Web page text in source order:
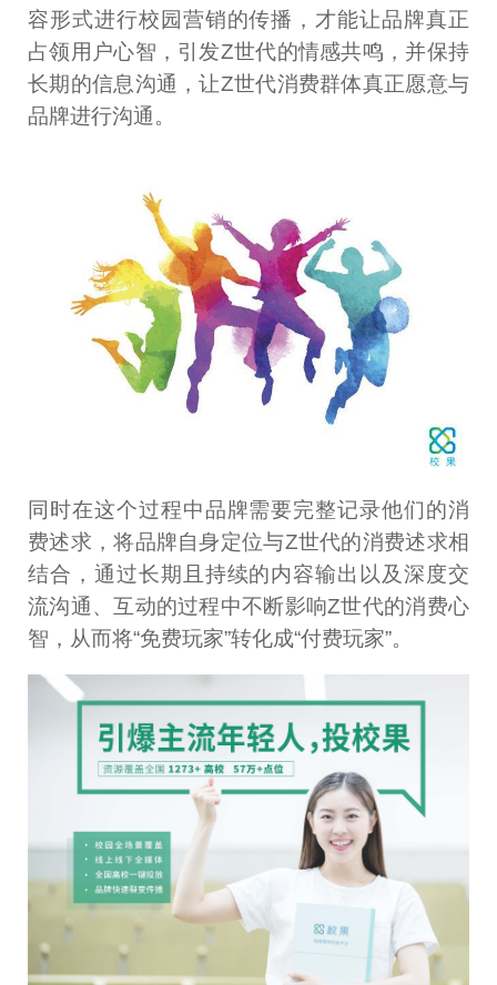
容形式进行校园营销的传播，才能让品牌真正
占领用户心智，引发Z世代的情感共鸣，并保持
长期的信息沟通，让Z世代消费群体真正愿意与
品牌进行沟通。
同时在这个过程中品牌需要完整记录他们的消
费述求，将品牌自身定位与Z世代的消费述求相
结合，通过长期且持续的内容输出以及深度交
流沟通、互动的过程中不断影响Z世代的消费心
智，从而将“免费玩家”转化成“付费玩家”。